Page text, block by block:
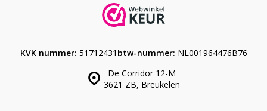
De Corridor 12-M
3621 ZB, Breukelen
KVK nummer: 51712431 btw-nummer: NL001964476B76